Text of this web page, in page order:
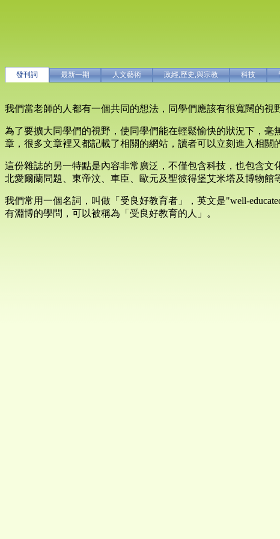
發刊詞 最新一期 人文藝術 政經,歷史,與宗教 科技
我們當老師的人都有一個共同的想法，同學們應該有很寬闊的視
為了要擴大同學們的視野，使同學們能在輕鬆愉快的狀況下，
章，很多文章裡又都記載了相關的網站，讀者可以立刻進入相關
這份雜誌的另一特點是內容非常廣泛，不僅包含科技，也包含文
北愛爾蘭問題、東帝汶、車臣、歐元及聖彼得堡艾米塔及博物館
我們常用一個名詞，叫做「受良好教育者」，英文是"well-
有淵博的學問，可以被稱為「受良好教育的人」。